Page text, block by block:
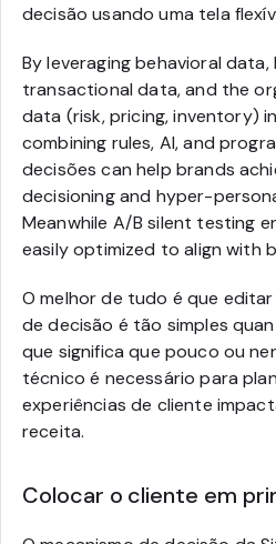
decisão usando uma tela
By leveraging behavioral
transactional data, and the
data (risk, pricing, inventory)
combining rules, AI, and
decisões can help brands
decisioning and hyper-
Meanwhile A/B silent testing
easily optimized to align with
O melhor de tudo é que
de decisão é tão simples
que significa que pouco ou
técnico é necessário para
experiências de cliente
receita.
Colocar o cliente em